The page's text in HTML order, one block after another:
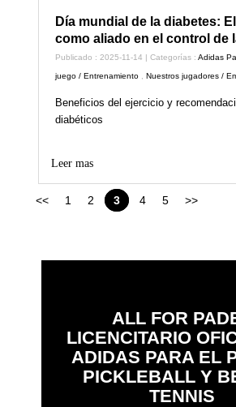
Día mundial de la diabetes:
como aliado en el control de
Publicado : 2025-11-14 | Categorías :Adidas
juego / Entrenamiento ,Nuestros jugadores /
Beneficios del ejercicio y
diabéticos
Leer mas
<< 1 2 3 4 5 >>
ALL FOR
LICENCITARIO
ADIDAS PARA EL
PICKLEBALL Y
TENNIS